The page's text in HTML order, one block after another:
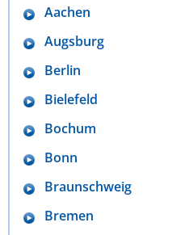
Aachen
Augsburg
Berlin
Bielefeld
Bochum
Bonn
Braunschweig
Bremen